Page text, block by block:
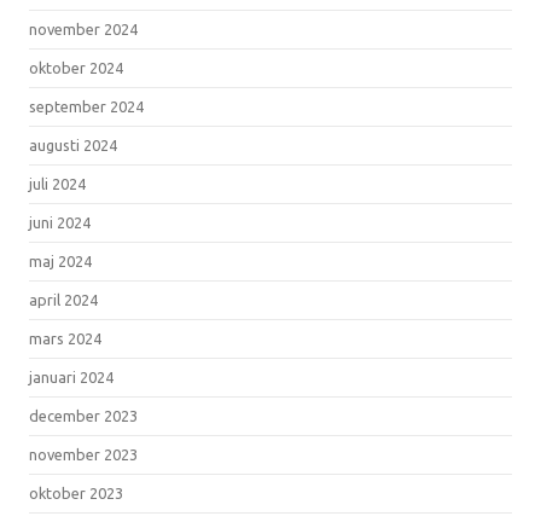
november 2024
oktober 2024
september 2024
augusti 2024
juli 2024
juni 2024
maj 2024
april 2024
mars 2024
januari 2024
december 2023
november 2023
oktober 2023